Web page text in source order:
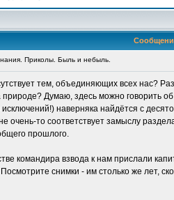
Приколы. Быль и небыль.
тем, объединяющих всех нас?
Думаю, здесь можно говорить
наверняка найдётся с
очень-то соответствует замыслу
прошлого.
командира взвода к нам прислали
снимки - им столько же лет,